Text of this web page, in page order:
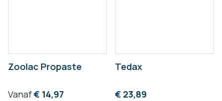
Zoolac Propaste
Vanaf€ 14,97
Tedax
€ 23,89